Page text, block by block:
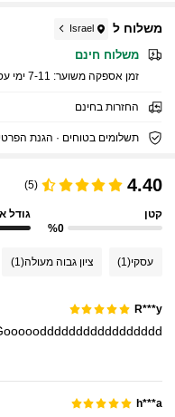
משלוח ל Israel
משלוח חינם
זמן אספקה ​​משוער: 7-11 ימי עסקים
החזרות בחינם
תשלומים בטוחים · הגנת
4.40
(5)
קטן
%0
גודל
עסקי(1) ציון גבוה מעולה(1)
R***y
h***a